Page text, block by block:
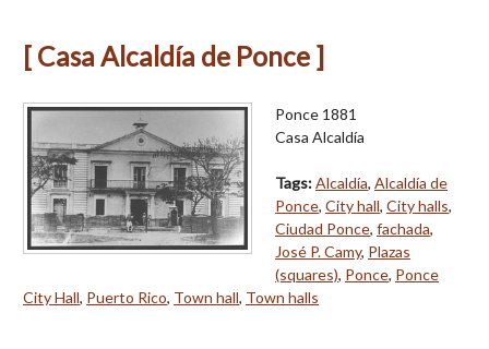
[ Casa Alcaldía de Ponce ]
Ponce 1881
Casa Alcaldía
Tags:Alcaldía, Alcaldía de
Ponce, City hall, City halls,
Ciudad Ponce, fachada,
José P. Camy, Plazas
(squares), Ponce, Ponce
City Hall, Puerto Rico, Town hall, Town halls